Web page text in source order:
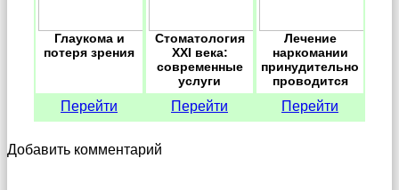
Глаукома и
потеря зрения
Перейти
Стоматология
XXI века:
современные
услуги
Перейти
Лечение
наркомании
принудительно
проводится
только в
крайних случаях
Перейти
Добавить комментарий